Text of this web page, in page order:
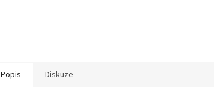
Popis Diskuze